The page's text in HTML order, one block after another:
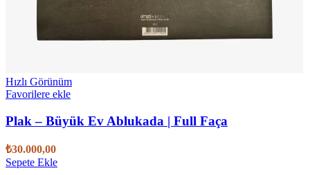
Hızlı Görünüm
Favorilere ekle
Plak – Büyük Ev Ablukada | Full Faça
₺30.000,00
Sepete Ekle